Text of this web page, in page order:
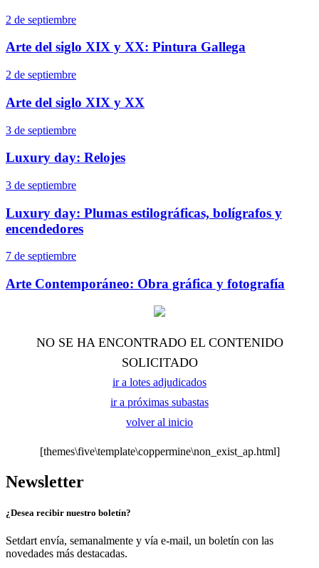
2 de septiembre
Arte del siglo XIX y XX: Pintura Gallega
2 de septiembre
Arte del siglo XIX y XX
3 de septiembre
Luxury day: Relojes
3 de septiembre
Luxury day: Plumas estilográficas, bolígrafos y
encendedores
7 de septiembre
Arte Contemporáneo: Obra gráfica y fotografía
NO SE HA ENCONTRADO EL CONTENIDO
SOLICITADO
ir a lotes adjudicados
ir a próximas subastas
volver al inicio
[themes\five\template\coppermine\non_exist_ap.html]
Newsletter
¿Desea recibir nuestro boletín?
Setdart envía, semanalmente y vía e-mail, un boletín con las
novedades más destacadas.